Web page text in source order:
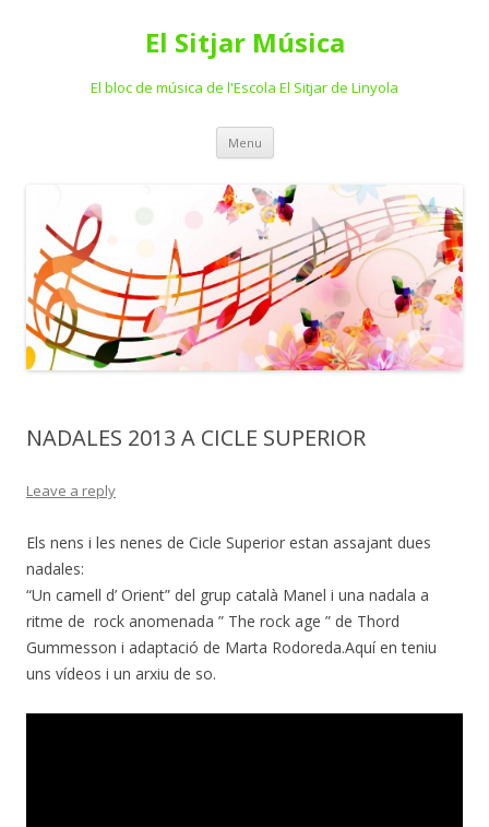
El Sitjar Música
El bloc de música de l'Escola El Sitjar de Linyola
Menu Skip
content
NADALES 2013 A CICLE SUPERIOR
Leave a reply
Els nens i les nenes de Cicle Superior estan assajant dues
nadales:
“Un camell d’ Orient” del grup català Manel i una nadala a
ritme de rock anomenada ” The rock age ” de Thord
Gummesson i adaptació de Marta Rodoreda.Aquí en teniu
uns vídeos i un arxiu de so.